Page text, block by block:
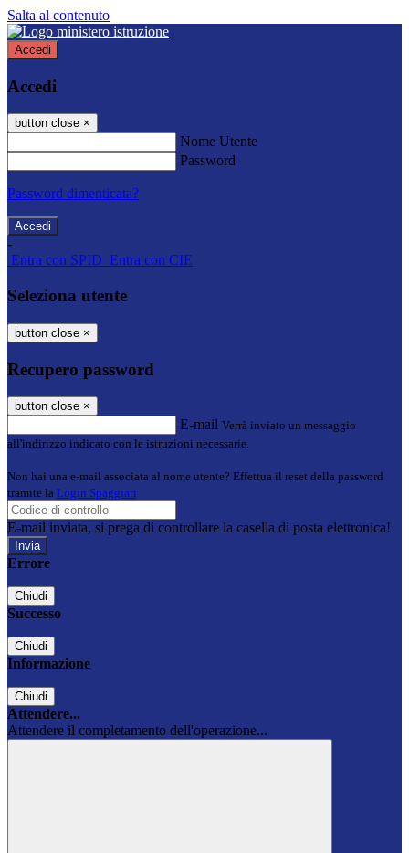
Salta al contenuto
Accedi
Accedi
button close ×
Nome Utente
Password
Password dimenticata?
-
Entra con SPID Entra con CIE
Seleziona utente
button close ×
Recupero password
button close ×
E-mail Verrà inviato un messaggio
all'indirizzo indicato con le istruzioni necessarie.
Non hai una e-mail associata al nome utente? Effettua il reset della password
tramite la Login Spaggiari
E-mail inviata, si prega di controllare la casella di posta elettronica!
Errore
Chiudi
Successo
Chiudi
Informazione
Chiudi
Attendere...
Attendere il completamento dell'operazione...